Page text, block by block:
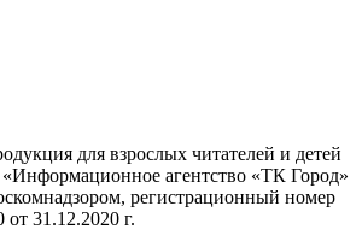
для взрослых читателей и детей
агентство «ТК Город»
регистрационный номер
31.12.2020 г.